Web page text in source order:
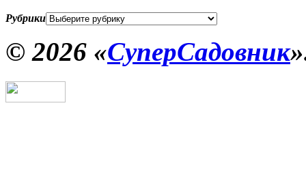
Рубрики
© 2026 «СуперСадовник